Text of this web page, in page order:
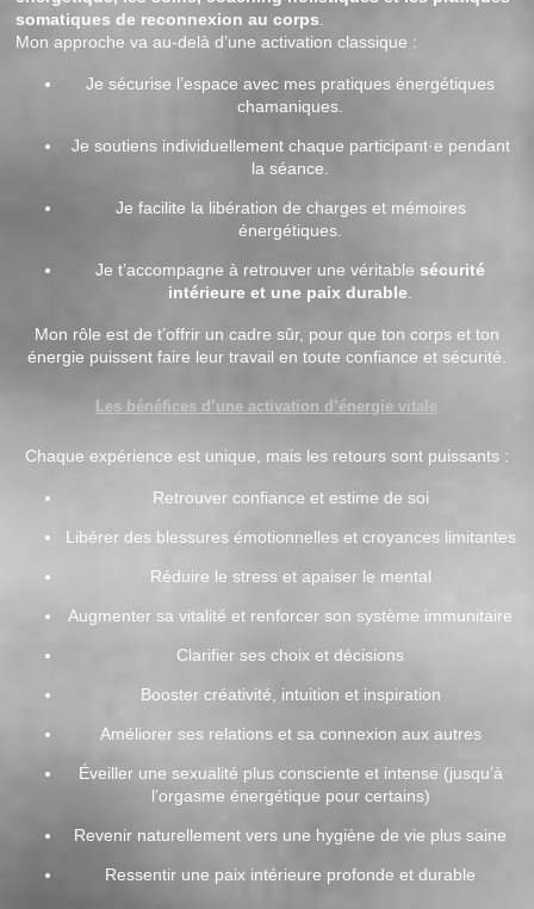
somatiques de reconnexion au corps
Mon approche va au-delà d’une activation classique :
Je sécurise l’espace avec mes pratiques énergétiques
chamaniques.
Je soutiens individuellement chaque participant·e pendant
la séance.
Je facilite la libération de charges et mémoires
énergétiques.
Je t’accompagne à retrouver une véritable sécurité
intérieure et une paix durable
Mon rôle est de t’offrir un cadre sûr, pour que ton corps et ton
énergie puissent faire leur travail en toute confiance et sécurité.
Les bénéfices d’une activation d’énergie vitale
Chaque expérience est unique, mais les retours sont puissants :
Retrouver confiance et estime de soi
Libérer des blessures émotionnelles et croyances limitantes
Réduire le stress et apaiser le mental
Augmenter sa vitalité et renforcer son système immunitaire
Clarifier ses choix et décisions
Booster créativité, intuition et inspiration
Améliorer ses relations et sa connexion aux autres
Éveiller une sexualité plus consciente et intense (jusqu’à
l’orgasme énergétique pour certains)
Revenir naturellement vers une hygiène de vie plus saine
Ressentir une paix intérieure profonde et durable